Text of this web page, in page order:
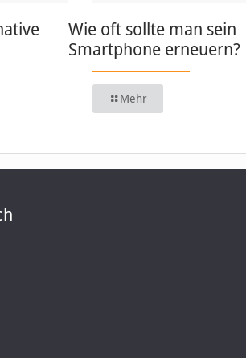
Wie oft sollte man sein
Smartphone erneuern?
Mehr